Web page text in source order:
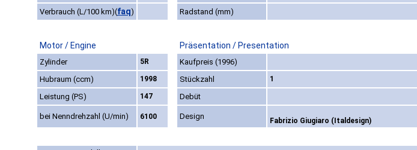
Verbrauch (L/100 km)(faq) Radstand (mm)
Motor / Engine Präsentation / Presentation
Zylinder 5R
Kaufpreis (1996)
Hubraum (ccm)
1998 Stückzahl 1
Leistung (PS) 147 Debüt
bei Nenndrehzahl (U/min) 6100 Design Fabrizio Giugiaro (Italdesign)